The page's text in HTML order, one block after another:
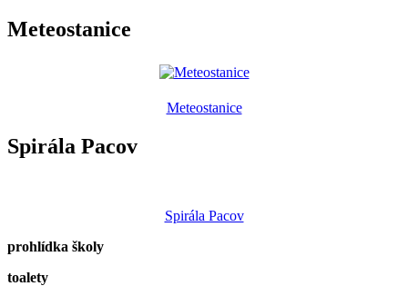
Meteostanice
Meteostanice
Spirála Pacov
Spirála Pacov
prohlídka školy
toalety